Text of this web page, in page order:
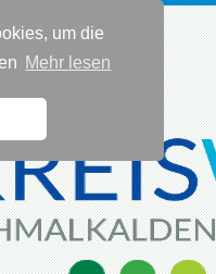
um die
Mehr lesen
36 83 - 40 91 0